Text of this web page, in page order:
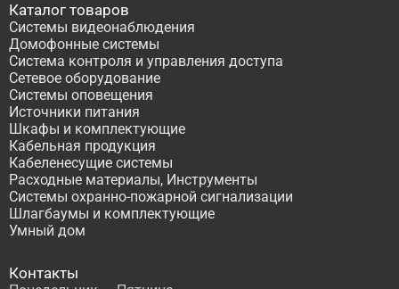
Каталог товаров
Системы видеонаблюдения
Домофонные системы
Система контроля и управления доступа
Сетевое оборудование
Системы оповещения
Источники питания
Шкафы и комплектующие
Кабельная продукция
Кабеленесущие системы
Расходные материалы, Инструменты
Системы охранно-пожарной сигнализации
Шлагбаумы и комплектующие
Умный дом
Контакты